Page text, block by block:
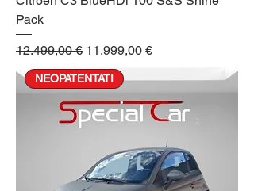
Pack
Prezzo regolare
12.499,00 € Prezzo scontato
11.999,00 €
NEOPATENTATI